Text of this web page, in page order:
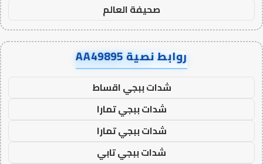
صحيفة العالم
روابط نصية AA49895
شدات ببجي اقساط
شدات ببجي تمارا
شدات ببجي تمارا
شدات ببجي تابي